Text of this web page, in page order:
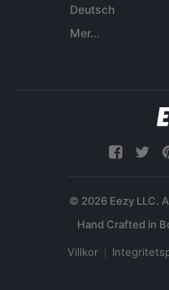
Deutsch
Mer...
© 2026 Eezy LLC.
Villkor